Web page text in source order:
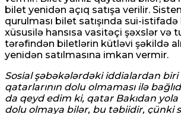
bilet yenidən açıq satışa verilir.
qurulması bilet satışında sui-istifadə
xüsusilə hansısa vasitəçi şəxslər və
tərəfindən biletlərin kütləvi şəkildə
yenidən satılmasına imkan vermir.
Sosial şəbəkələrdəki iddialardan biri
qatarlarının dolu olmaması ilə
da qeyd edim ki, qatar Bakıdan
dolu olmaya bilər, bu təbiidir, çünki